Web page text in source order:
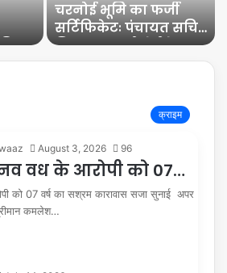
चरनोई भूमि का फर्जी
सर्टिफिकेटः पंचायत सचिव
गिरफ्तारः हाईकोर्ट के
आदेश पर दोषी पाए जाने
क्राइम
August 3, 2026 96
वध के आरोपी को 07…
को 07 वर्ष का सश्रम कारावास सजा सुनाई अपर
कमलेश…